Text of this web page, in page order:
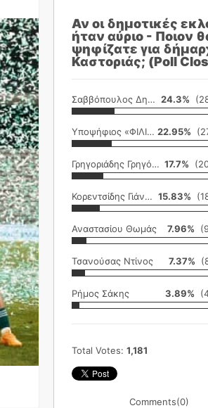
Αν οι δημοτικές
ήταν αύριο - Ποιον
ψηφίζατε για
Καστοριάς; (Poll
Σαββόπουλος Δημήτρης 24.3%
Υποψήφιος «ΦΙΛΙΚΗ ΕΤΑΙΡΕΙΑ» 22.95%
Γρηγοριάδης Γρηγόρης 17.7%
Κορεντσίδης Γιάννης 15.83%
Αναστασίου Θωμάς 7.96%
Τσανούσας Ντίνος 7.37%
Ρήμος Σάκης 3.89%
Total Votes: 1,181
Comments(0)